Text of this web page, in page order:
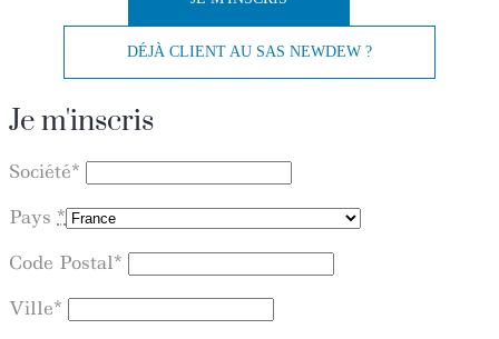
Je m'inscris
Société*
Pays *
Code Postal*
Ville*